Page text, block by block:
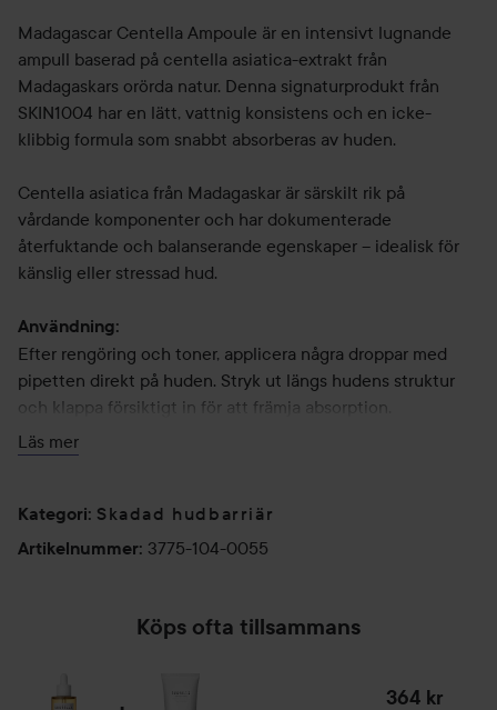
Madagascar Centella Ampoule är en intensivt lugnande
ampull baserad på centella asiatica-extrakt från
Madagaskars orörda natur. Denna signaturprodukt från
SKIN1004 har en lätt, vattnig konsistens och en icke-
klibbig formula som snabbt absorberas av huden.
Centella asiatica från Madagaskar är särskilt rik på
vårdande komponenter och har dokumenterade
återfuktande och balanserande egenskaper – idealisk för
känslig eller stressad hud.
Användning:
Efter rengöring och toner, applicera några droppar med
pipetten direkt på huden. Stryk ut längs hudens struktur
och klappa försiktigt in för att främja absorption.
55 ml
Läs mer
Kategori: Skadad hudbarriär
Artikelnummer: 3775-104-0055
Köps ofta tillsammans
364 kr